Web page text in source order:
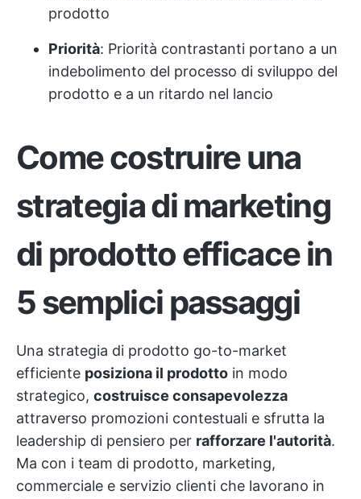
prodotto
Priorità: Priorità contrastanti portano a un
indebolimento del processo di sviluppo del
prodotto e a un ritardo nel lancio
Come costruire una
strategia di marketing
di prodotto efficace in
5 semplici passaggi
Una strategia di prodotto go-to-market
efficiente posiziona il prodotto in modo
strategico, costruisce consapevolezza
attraverso promozioni contestuali e sfrutta la
leadership di pensiero per rafforzare l'autorità.
Ma con i team di prodotto, marketing,
commerciale e servizio clienti che lavorano in